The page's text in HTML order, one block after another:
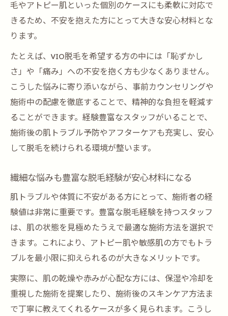
毛やアトピー肌といった個別のケースにも柔軟に対応で
きるため、不安を抱えた方にとって大きな安心材料とな
ります。
たとえば、VIO脱毛を希望する方の中には「恥ずかし
さ」や「痛み」への不安を抱く方も少なくありません。
こうした悩みに寄り添いながら、事前カウンセリングや
施術中の配慮を徹底することで、精神的な負担を軽減す
ることができます。経験豊富なスタッフがいることで、
施術後の肌トラブル予防やアフターケアも充実し、安心
して脱毛を続けられる環境が整います。
繊細な悩みも豊富な脱毛経験が安心材料になる
肌トラブルや体質に不安がある方にとって、施術者の経
験値は非常に重要です。豊富な脱毛経験を持つスタッフ
は、肌の状態を見極めたうえで最適な施術方法を選択で
きます。これにより、アトピー肌や敏感肌の方でもトラ
ブルを最小限に抑えられるのが大きなメリットです。
実際に、肌の乾燥や赤みが心配な方には、保湿や冷却を
重視した施術を提案したり、施術後のスキンケア方法ま
で丁寧に教えてくれるケースが多く見られます。こうし